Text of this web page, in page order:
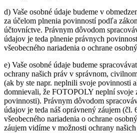
d) Vaše osobné údaje budeme v
za účelom plnenia povinností podľa
účtovníctve. Právnym dôvodom
údajov je teda plnenie právnych
všeobecného nariadenia o ochrane
e) Vaše osobné údaje budeme
ochrany našich práv v správnom,
(ak by ste napr. neplnili svoje povinnosti
domnievali, že FOTOPOLY neplní svoje
povinnosti). Právnym dôvodom
údajov je teda náš oprávnený záujem (čl.
všeobecného nariadenia o ochrane
záujem vidíme v možnosti ochrany našich